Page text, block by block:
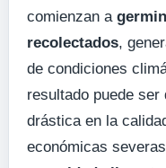
comienzan a
recolectados,
de condiciones
resultado puede
drástica en la
económicas